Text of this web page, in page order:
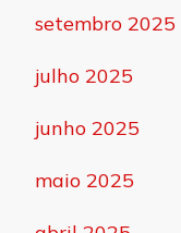
setembro 2025
julho 2025
junho 2025
maio 2025